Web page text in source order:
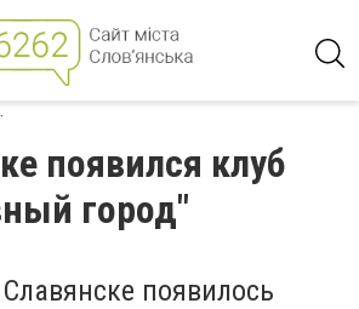
появился клуб
город"
появилось